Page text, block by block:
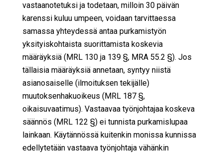
vastaanotetuksi ja todetaan, milloin 30 päivän
karenssi kuluu umpeen, voidaan tarvittaessa
samassa yhteydessä antaa purkamistyön
yksityiskohtaista suorittamista koskevia
määräyksiä (MRL 130 ja 139 §, MRA 55.2 §). Jos
tällaisia määräyksiä annetaan, syntyy niistä
asianosaiselle (ilmoituksen tekijälle)
muutoksenhakuoikeus (MRL 187 §,
oikaisuvaatimus). Vastaavaa työnjohtajaa koskeva
säännös (MRL 122 §) ei tunnista purkamislupaa
lainkaan. Käytännössä kuitenkin monissa kunnissa
edellytetään vastaava työnjohtaja vähänkin